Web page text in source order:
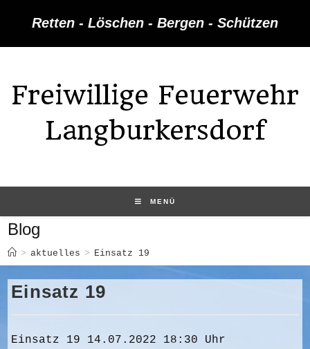
Retten - Löschen - Bergen - Schützen
Freiwillige Feuerwehr
Langburkersdorf
MENÜ
Blog
> aktuelles > Einsatz 19
Einsatz 19
Einsatz 19 14.07.2022 18:30 Uhr